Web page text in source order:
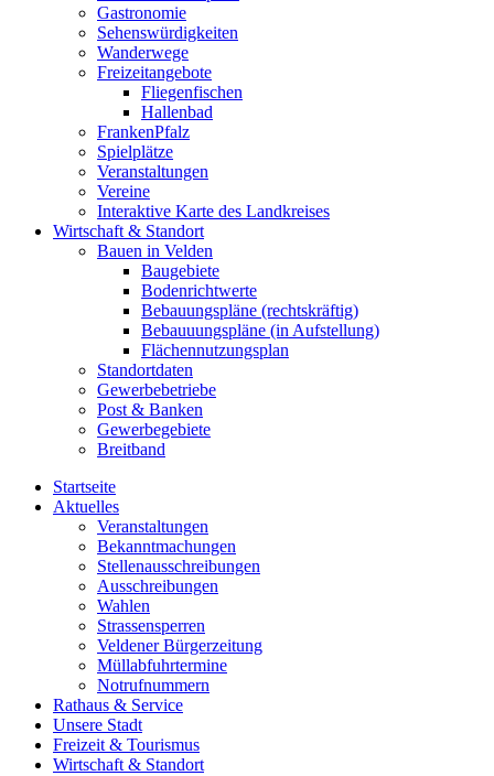
Gastronomie
Sehenswürdigkeiten
Wanderwege
Freizeitangebote
Fliegenfischen
Hallenbad
FrankenPfalz
Spielplätze
Veranstaltungen
Vereine
Interaktive Karte des Landkreises
Wirtschaft & Standort
Bauen in Velden
Baugebiete
Bodenrichtwerte
Bebauungspläne (rechtskräftig)
Bebauuungspläne (in Aufstellung)
Flächennutzungsplan
Standortdaten
Gewerbebetriebe
Post & Banken
Gewerbegebiete
Breitband
Startseite
Aktuelles
Veranstaltungen
Bekanntmachungen
Stellenausschreibungen
Ausschreibungen
Wahlen
Strassensperren
Veldener Bürgerzeitung
Müllabfuhrtermine
Notrufnummern
Rathaus & Service
Unsere Stadt
Freizeit & Tourismus
Wirtschaft & Standort